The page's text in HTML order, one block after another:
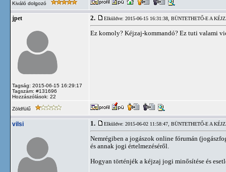
Kiváló dolgozó
jpet
Tagság: 2015-06-15 16:29:17
Tagszám: #131696
Hozzászólások: 22
2. Elküldve: 2015-06-15 16:31:38, BÜNTETHETŐ-E A
Ez komoly? Kéjzaj-kommandó? Ez tuti valami
Zöldfülű
vilsi 1. Elküldve: 2015-06-02 11:58:47, BÜNTETHETŐ-E A
Nemrégiben a jogászok online fórumán
és annak jogi értelmezéséről.
Hogyan történjék a kéjzaj jogi minősítése és